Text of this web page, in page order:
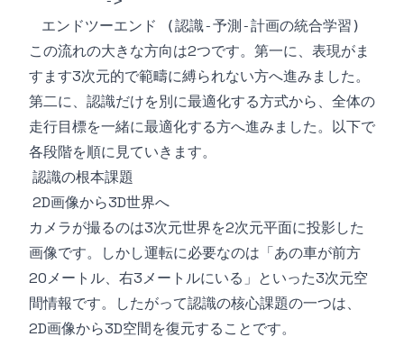
この流れの大きな方向は2つです。第一に、表現がま
すます3次元的で範疇に縛られない方へ進みました。
第二に、認識だけを別に最適化する方式から、全体の
走行目標を一緒に最適化する方へ進みました。以下で
各段階を順に見ていきます。
認識の根本課題
2D画像から3D世界へ
カメラが撮るのは3次元世界を2次元平面に投影した
画像です。しかし運転に必要なのは「あの車が前方
20メートル、右3メートルにいる」といった3次元空
間情報です。したがって認識の核心課題の一つは、
2D画像から3D空間を復元することです。